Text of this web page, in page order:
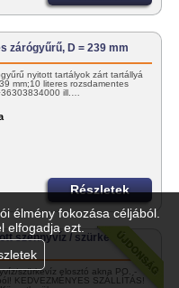
élmény fokozása céljából.
elfogadja ezt.
zárógyűrű, D = 239 mm
nyitott tartályok zárt tartállyá
mm;10 literes rozsdamentes
ill.…
Részletek
szennyvíz / szürkevíz
szürkevíz elosztó akna PO. -
KEDVEZMÉNYES SZÁLLÍTÁS!